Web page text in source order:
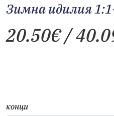
Зимна идилия
20.50€/
конци